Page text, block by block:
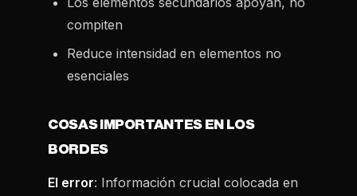
compiten
Reduce intensidad en elementos no
esenciales
COSAS IMPORTANTES EN LOS
BORDES
El error: Información crucial colocada en